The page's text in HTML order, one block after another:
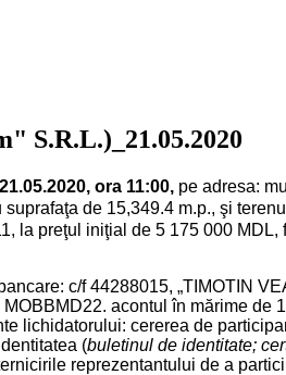
S.R.L.)_21.05.2020
ora 11:00, pe adresa:
suprafaţa de 15,349.4 m.p., şi
la preţul iniţial de 5 175 000 MDL,
c/f 44288015, „TIMOTIN
acontul în mărime
lichidatorului: cererea de
(buletinul de identitate;
reprezentantului de a